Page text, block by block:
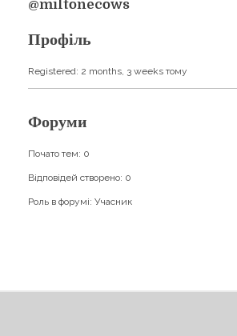
Бізнес допомога
Навчання
Карти Духів
@miltonecows
Профіль
Registered: 2 months, 3 weeks тому
Форуми
Почато тем: 0
Відповідей створено: 0
Роль в форумі: Учасник